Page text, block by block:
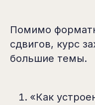
Помимо
сдвигов, курс
большие темы.
«Как